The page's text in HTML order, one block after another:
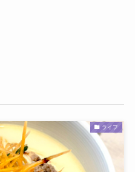
ライフ